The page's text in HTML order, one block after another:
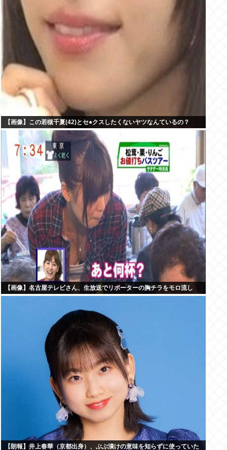
【画像】この若槻千夏(42)とセ●クスしたくないヤツなんているの？
【画像】名古屋テレビさん、生放送でリポーターの胸チラをモロ流し
【朗報】井上春華（京都出身）、ぶぶ漬けの意味を知らずに使っていた